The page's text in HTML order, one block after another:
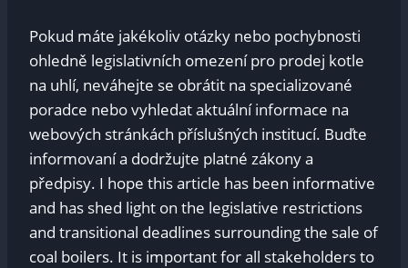
Pokud máte jakékoliv otázky nebo ⁢pochybnosti
ohledně legislativních omezení pro prodej kotle
na⁢ uhlí, ​neváhejte ⁣se obrátit‍ na⁣ specializované‌
poradce‌ nebo vyhledat aktuální informace ⁣na
‍webových stránkách⁢ příslušných ​institucí. ⁣Buďte
informovaní a dodržujte ‍platné zákony a
⁤předpisy. I hope ⁢this ⁤article has been informative
and has shed​ light on the ⁤legislative restrictions
and​ transitional deadlines surrounding ⁤the sale of
coal boilers. ​It is ⁢important for all ⁤stakeholders to